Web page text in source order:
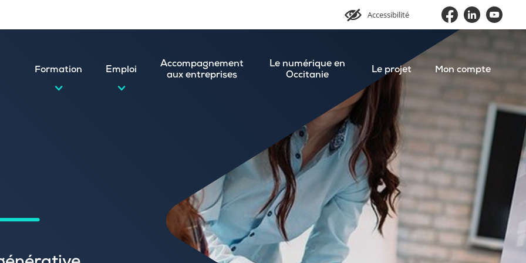
Accessibilité
Formation Emploi
et postuler en ligne
spontanée
Accompagnement
aux entreprises
Le numérique en
Occitanie
Le projet Mon compte